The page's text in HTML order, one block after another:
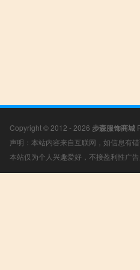
Copyright © 2012 - 2026 步森服饰商城
声明：本站内容来自互联网，如信息有
本站仅为个人兴趣爱好，不接盈利性广